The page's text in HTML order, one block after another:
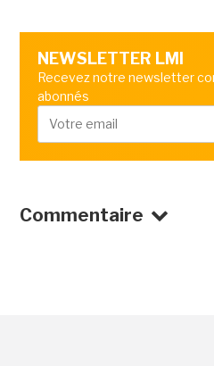
NEWSLETTER LMI
Recevez notre newsletter
abonnés
Commentaire